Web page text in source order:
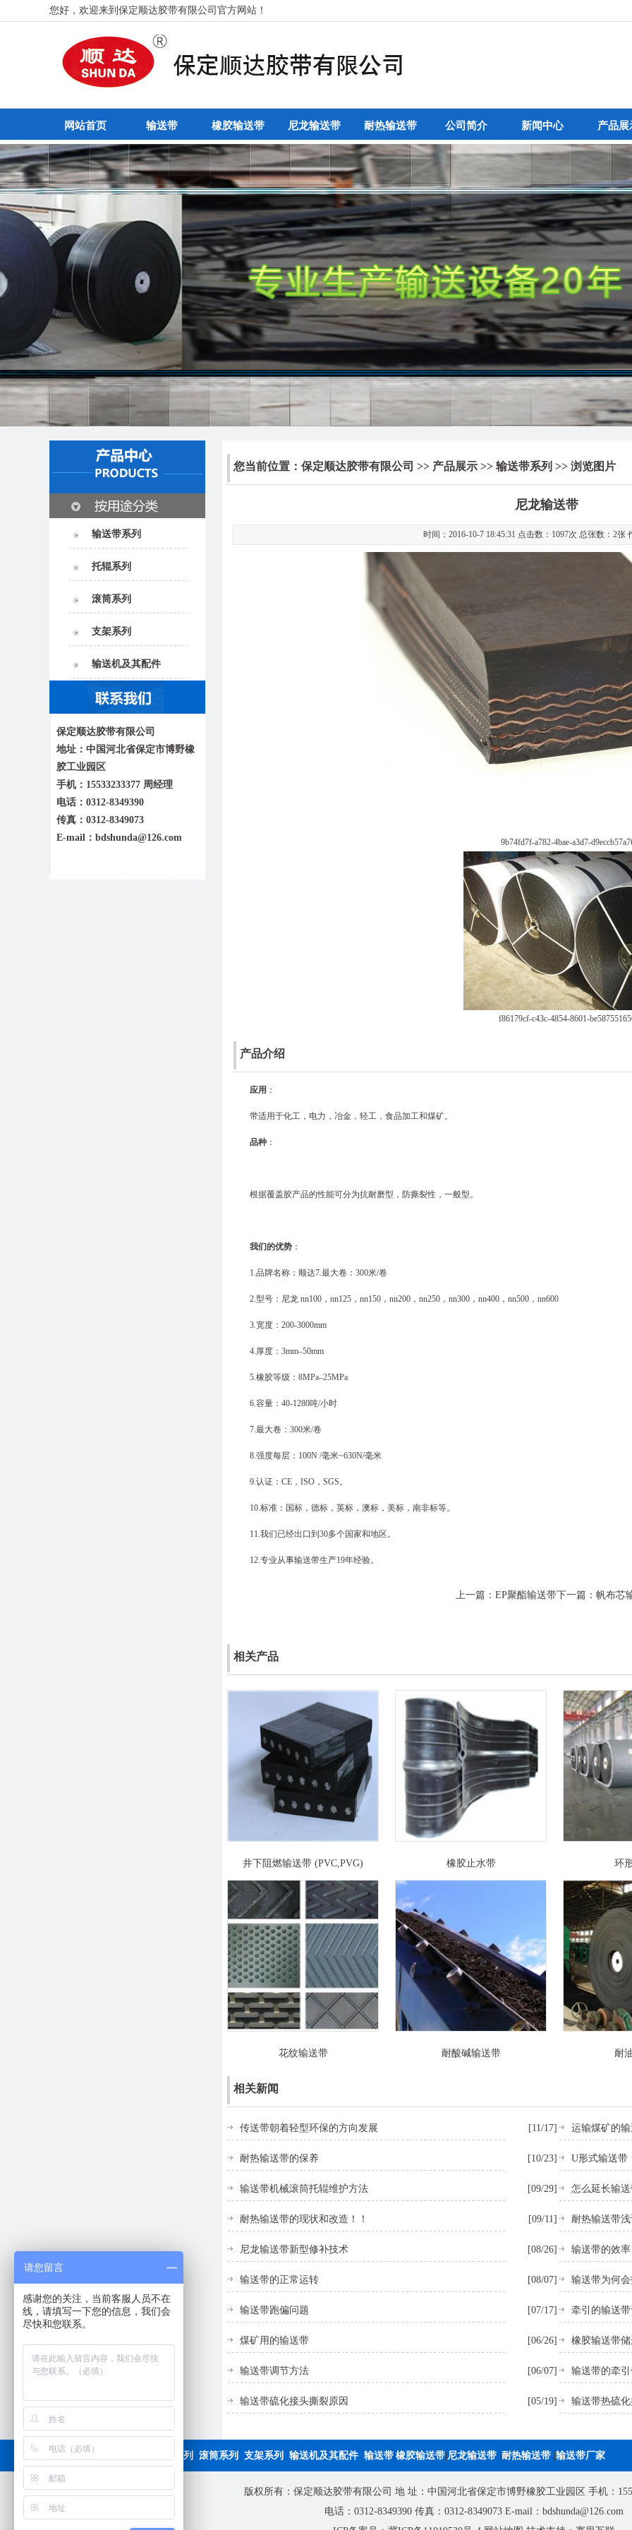
您好，欢迎来到保定顺达胶带有限公司官方网站！
网站首页 输送带 橡胶输送带 尼龙输送带 耐热输送带 公司简介 新闻中心 产品展
输送带系列
托辊系列
滚筒系列
支架系列
输送机及其配件
保定顺达胶带有限公司
地址：中国河北省保定市博野橡
胶工业园区
手机：15533233377 周经理
电话：0312-8349390
传真：0312-8349073
E-mail：bdshunda@126.com
您当前位置： 保定顺达胶带有限公司 >> 产品展示>> 输送带系列 >> 浏览图片
尼龙输送带
时间：2016-10-7 18:45:31 点击数： 1097次 总张数：2张
9b74fd7f-a782-4bae-a3d7-
f86179cf-c43c-4854-8601-
产品介绍
应用 ：
带适用于化工，电力，冶金，轻工，食品加工和煤矿。
品种：
根据覆盖胶产品的性能可分为抗耐磨型，防撕裂性，一般型。
我们的优势：
1.品牌名称：顺达7.最大卷：300米/卷
2.型号：尼龙 nn100，nn125，nn150，nn200，nn250，nn300，nn400，nn500，nn600
3.宽度：200-3000mm
4.厚度：3mm–50mm
5.橡胶等级：8MPa–25MPa
6.容量：40-1280吨/小时
7.最大卷：300米/卷
8.强度每层：100N /毫米~630N/毫米
9.认证：CE，ISO，SGS。
10.标准：国标，德标，英标，澳标，美标，南非标等。
11.我们已经出口到30多个国家和地区。
12.专业从事输送带生产19年经验。
上一篇： EP聚酯输送带下一篇： 帆布芯
相关产品
井下阻燃输送带 (PVC,PVG) 橡胶止水带 环
花纹输送带 耐酸碱输送带 耐
相关新闻
传送带朝着轻型环保的方向发展 [11/17] 运输煤矿的
耐热输送带的保养 [10/23] U形式输送带
输送带机械滚筒托辊维护方法 [09/29] 怎么延长输
耐热输送带的现状和改造！！ [09/11] 耐热输送带
尼龙输送带新型修补技术 [08/26] 输送带的效率
输送带的正常运转 [08/07] 输送带为何
输送带跑偏问题 [07/17] 牵引的输送
煤矿用的输送带 [06/26] 橡胶输送带
输送带调节方法 [06/07] 输送带的牵引
输送带硫化接头撕裂原因 [05/19] 输送带热硫
产品导航： 托辊系列 滚筒系列 支架系列 输送机及其配件 输送带| 橡胶输送带| 尼龙输送带| 耐热输送带| 输送带厂家
版权所有：保定顺达胶带有限公司 地 址：中国河北省保定市博野橡胶工业园区 手机：
电话：0312-8349390 传真：0312-8349073 E-mail：bdshunda@126.com
请您留言
感谢您的关注，当前客服人员不在
线，请填写一下您的信息，我们会
尽快和您联系。